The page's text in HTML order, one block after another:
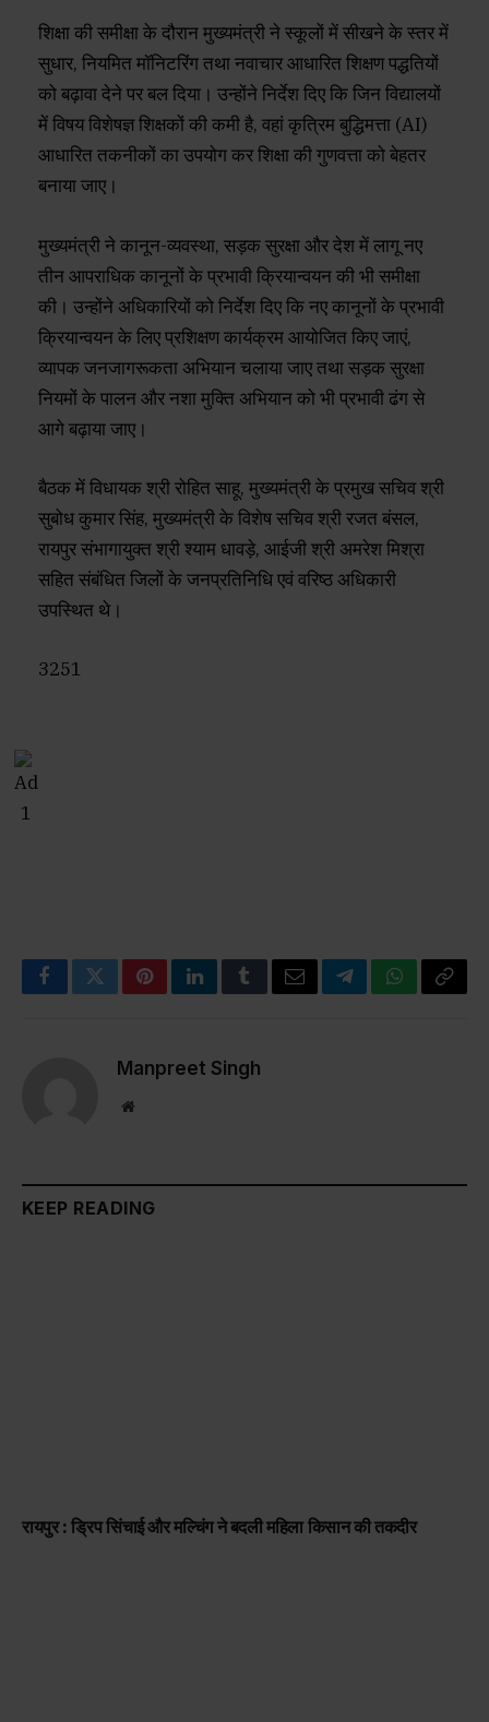
शिक्षा की समीक्षा के दौरान मुख्यमंत्री ने स्कूलों में सीखने के स्तर में
सुधार, नियमित मॉनिटरिंग तथा नवाचार आधारित शिक्षण पद्धतियों
को बढ़ावा देने पर बल दिया। उन्होंने निर्देश दिए कि जिन विद्यालयों
में विषय विशेषज्ञ शिक्षकों की कमी है, वहां कृत्रिम बुद्धिमत्ता (AI)
आधारित तकनीकों का उपयोग कर शिक्षा की गुणवत्ता को बेहतर
बनाया जाए।
मुख्यमंत्री ने कानून-व्यवस्था, सड़क सुरक्षा और देश में लागू नए
तीन आपराधिक कानूनों के प्रभावी क्रियान्वयन की भी समीक्षा
की। उन्होंने अधिकारियों को निर्देश दिए कि नए कानूनों के प्रभावी
क्रियान्वयन के लिए प्रशिक्षण कार्यक्रम आयोजित किए जाएं,
व्यापक जनजागरूकता अभियान चलाया जाए तथा सड़क सुरक्षा
नियमों के पालन और नशा मुक्ति अभियान को भी प्रभावी ढंग से
आगे बढ़ाया जाए।
बैठक में विधायक श्री रोहित साहू, मुख्यमंत्री के प्रमुख सचिव श्री
सुबोध कुमार सिंह, मुख्यमंत्री के विशेष सचिव श्री रजत बंसल,
रायपुर संभागायुक्त श्री श्याम धावड़े, आईजी श्री अमरेश मिश्रा
सहित संबंधित जिलों के जनप्रतिनिधि एवं वरिष्ठ अधिकारी
उपस्थित थे।
3251
FacebookTwitterPinterestLinkedInTumblrEmailTelegramWhatsApp
Copy
Manpreet Singh
Website
KEEP READING
रायपुर : ड्रिप सिंचाई और मल्चिंग ने बदली महिला किसान की तकदीर